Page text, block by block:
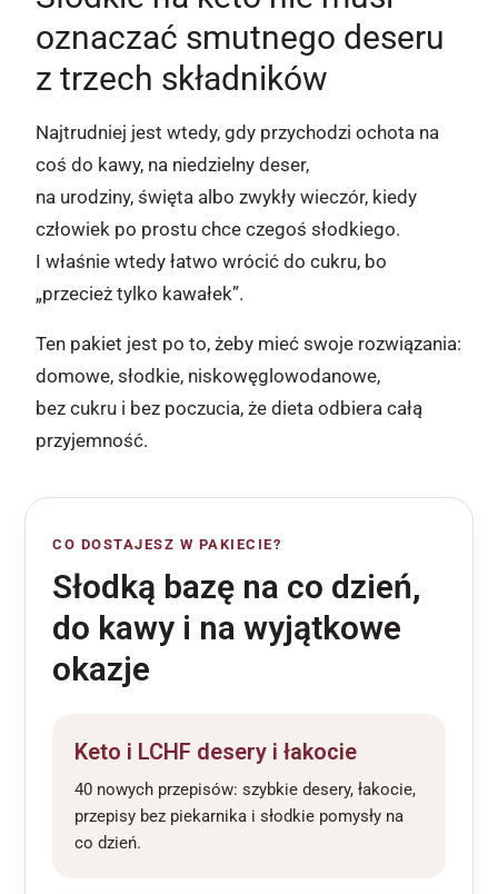
oznaczać smutnego deseru
z trzech składników
Najtrudniej jest wtedy, gdy przychodzi ochota na
coś do kawy, na niedzielny deser,
na urodziny, święta albo zwykły wieczór, kiedy
człowiek po prostu chce czegoś słodkiego.
I właśnie wtedy łatwo wrócić do cukru, bo
„przecież tylko kawałek”.
Ten pakiet jest po to, żeby mieć swoje rozwiązania:
domowe, słodkie, niskowęglowodanowe,
bez cukru i bez poczucia, że dieta odbiera całą
przyjemność.
CO DOSTAJESZ W PAKIECIE?
Słodką bazę na co dzień,
do kawy i na wyjątkowe
okazje
Keto i LCHF desery i łakocie
40 nowych przepisów: szybkie desery, łakocie,
przepisy bez piekarnika i słodkie pomysły na
co dzień.